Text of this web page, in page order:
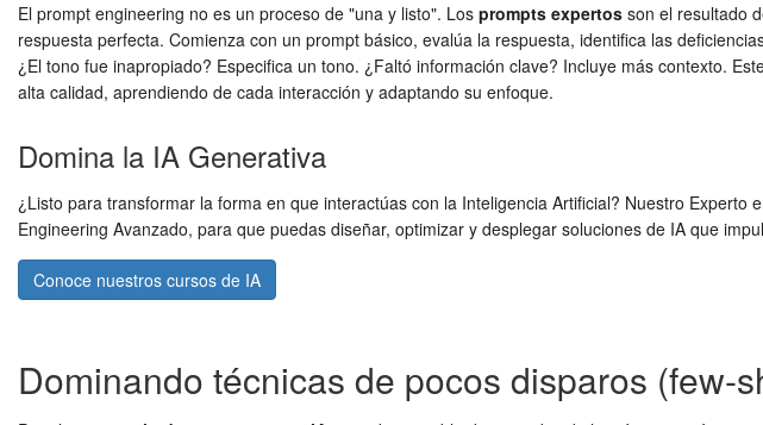
El prompt engineering no es un proceso de "una y listo". Los prompts expertos son el resultado
respuesta perfecta. Comienza con un prompt básico, evalúa la respuesta, identifica las
¿El tono fue inapropiado? Especifica un tono. ¿Faltó información clave? Incluye más contexto.
alta calidad, aprendiendo de cada interacción y adaptando su enfoque.
Domina la IA Generativa
¿Listo para transformar la forma en que interactúas con la Inteligencia Artificial? Nuestro
Engineering Avanzado, para que puedas diseñar, optimizar y desplegar soluciones de IA que
Conoce nuestros cursos de IA
Dominando técnicas de pocos disparos